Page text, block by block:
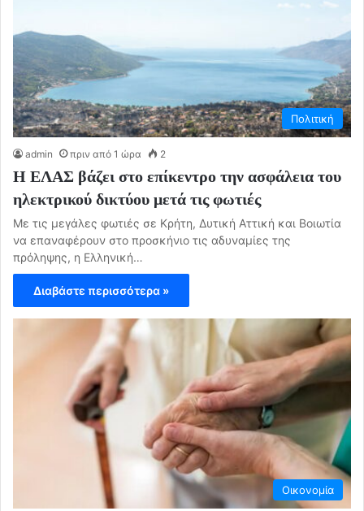
Πολιτική
admin πριν από 1 ώρα 2
Η ΕΛΑΣ βάζει στο επίκεντρο την ασφάλεια του
ηλεκτρικού δικτύου μετά τις φωτιές
Με τις μεγάλες φωτιές σε Κρήτη, Δυτική Αττική και Βοιωτία
να επαναφέρουν στο προσκήνιο τις αδυναμίες της
πρόληψης, η Ελληνική…
Διαβάστε περισσότερα »
Οικονομία